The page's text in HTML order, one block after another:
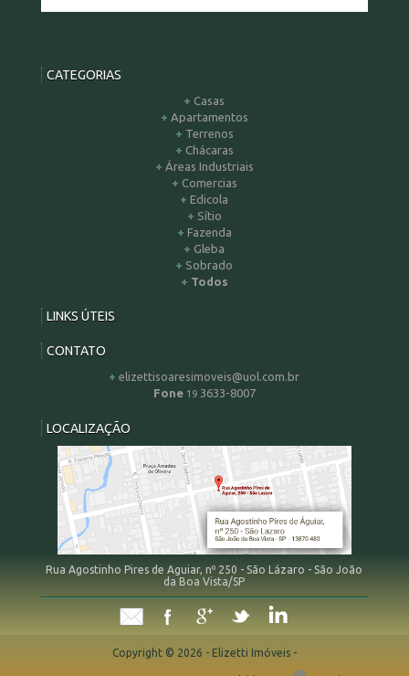
CATEGORIAS
Casas
Apartamentos
Terrenos
Chácaras
Áreas Industriais
Comercias
Edicola
Sítio
Fazenda
Gleba
Sobrado
Todos
LINKS ÚTEIS
CONTATO
elizettisoaresimoveis@uol.com.br
Fone 193633-8007
LOCALIZAÇÃO
Rua Agostinho Pires de Aguiar, nº 250 - São Lázaro - São João
da Boa Vista/SP
Copyright © 2026 - Elizetti Imóveis -